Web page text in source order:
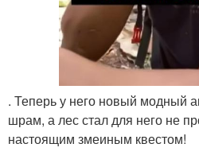
. Теперь у него новый модный
шрам, а лес стал для него не
настоящим змеиным квестом!